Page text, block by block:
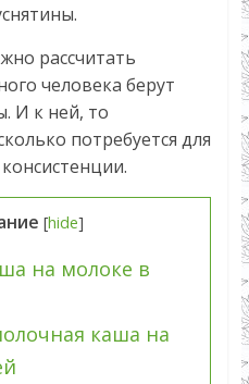
рассчитать
человека берут
И к ней, то
потребуется для
[hide]
на молоке в
каша на